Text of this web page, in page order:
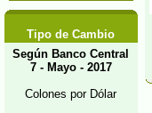
Tipo de Cambio
Según Banco Central
7 - Mayo - 2017
Colones por Dólar